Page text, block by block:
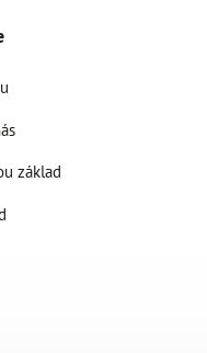
základ